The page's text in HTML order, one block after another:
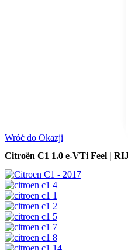
Wróć do Okazji
Citroën C1 1.0 e-VTi Feel |